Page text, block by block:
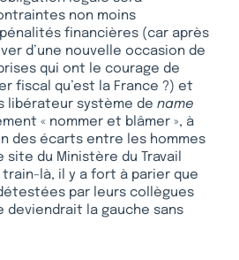
non moins
financières (car après
d’une nouvelle occasion de
qui ont le courage de
fiscal qu’est la France ?) et
libérateur système de name
« nommer et blâmer », à
des écarts entre les hommes
du Ministère du Travail
train-là, il y a fort à parier que
par leurs collègues
deviendrait la gauche sans